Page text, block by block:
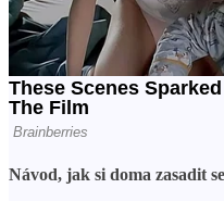
Návod, jak si doma zasadit